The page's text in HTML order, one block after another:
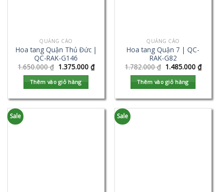
QUẢNG CÁO
Hoa tang Quận Thủ Đức |
QC-RAK-G146
1.650.000₫ 1.375.000 ₫
Thêm vào giỏ hàng
QUẢNG CÁO
Hoa tang Quận 7 | QC-
RAK-G82
1.782.000₫ 1.485.000 ₫
Thêm vào giỏ hàng
Sale Sale